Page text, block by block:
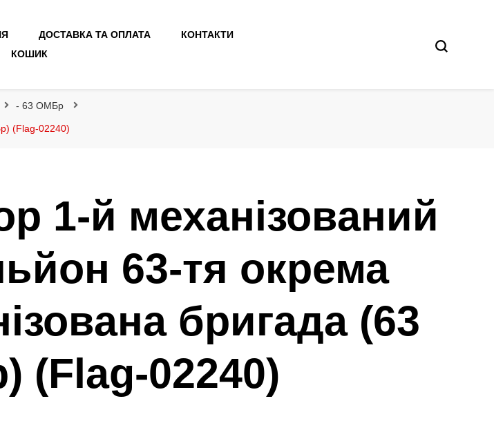
ДОСТАВКА ТА ОПЛАТА
КОНТАКТИ
КОШИК
- 63 ОМБр
(Flag-02240)
1-й механізований
63-тя окрема
бригада (63
(Flag-02240)